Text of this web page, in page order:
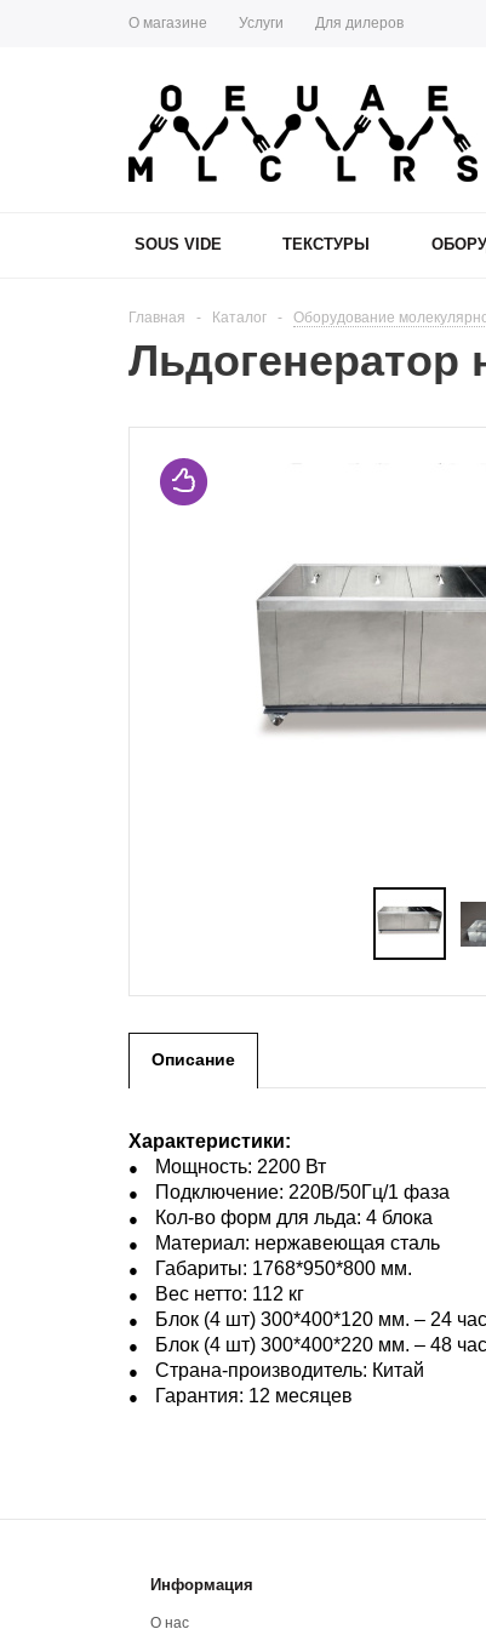
О магазине Услуги Для дилеров
SOUS VIDE ТЕКСТУРЫ
Главная - Каталог - Оборудование
Льдогенератор
Описание
Характеристики:
Мощность: 2200 Вт
Подключение: 220В/50Гц/1 фаза
Кол-во форм для льда: 4 блока
Материал: нержавеющая сталь
Габариты: 1768*950*800 мм.
Вес нетто: 112 кг
Блок (4 шт) 300*400*120 мм. – 24
Блок (4 шт) 300*400*220 мм. – 48
Страна-производитель: Китай
Гарантия: 12 месяцев
Информация
О нас